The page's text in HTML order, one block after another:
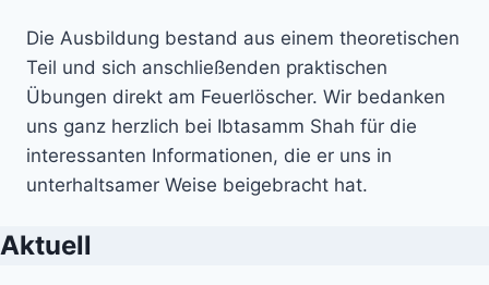
Die Ausbildung bestand aus einem theoretischen
Teil und sich anschließenden praktischen
Übungen direkt am Feuerlöscher. Wir bedanken
uns ganz herzlich bei Ibtasamm Shah für die
interessanten Informationen, die er uns in
unterhaltsamer Weise beigebracht hat.
Aktuell